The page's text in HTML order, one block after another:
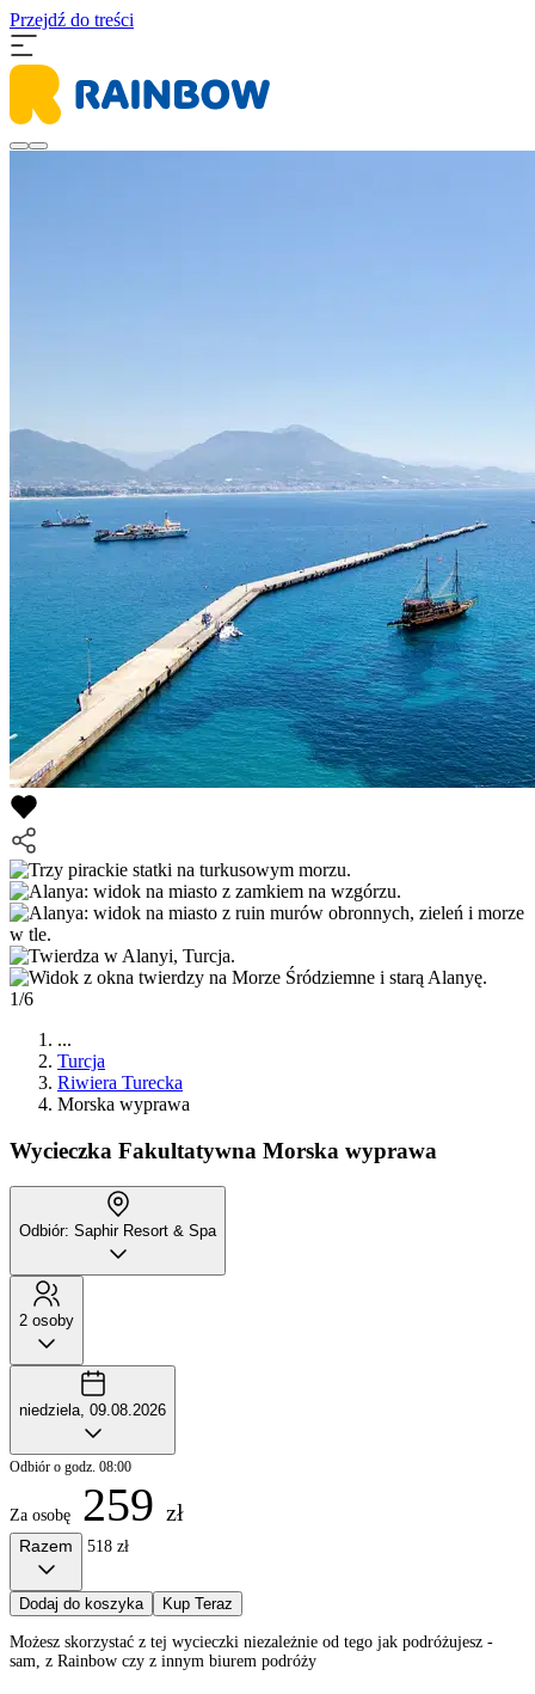
Przejdź do treści
1/6
...
Turcja
Riwiera Turecka
Morska wyprawa
Wycieczka Fakultatywna Morska wyprawa
Odbiór: Saphir Resort & Spa
2 osoby
niedziela, 09.08.2026
Odbiór o godz. 08:00
Za osobę 259 zł
Razem 518 zł
Dodaj do koszyka Kup Teraz
Możesz skorzystać z tej wycieczki niezależnie od tego jak podróżujesz -
sam, z Rainbow czy z innym biurem podróży